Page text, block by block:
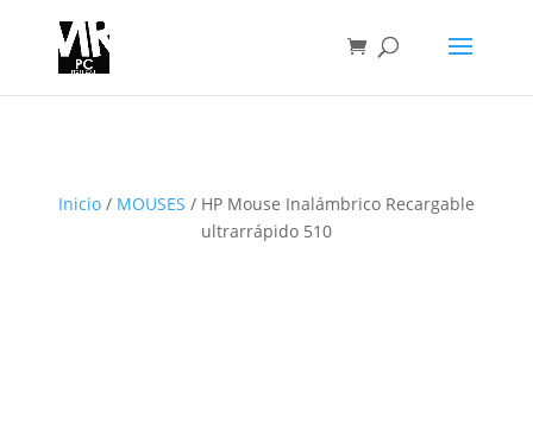
Inicio/ MOUSES / HP Mouse Inalámbrico Recargable
ultrarrápido 510